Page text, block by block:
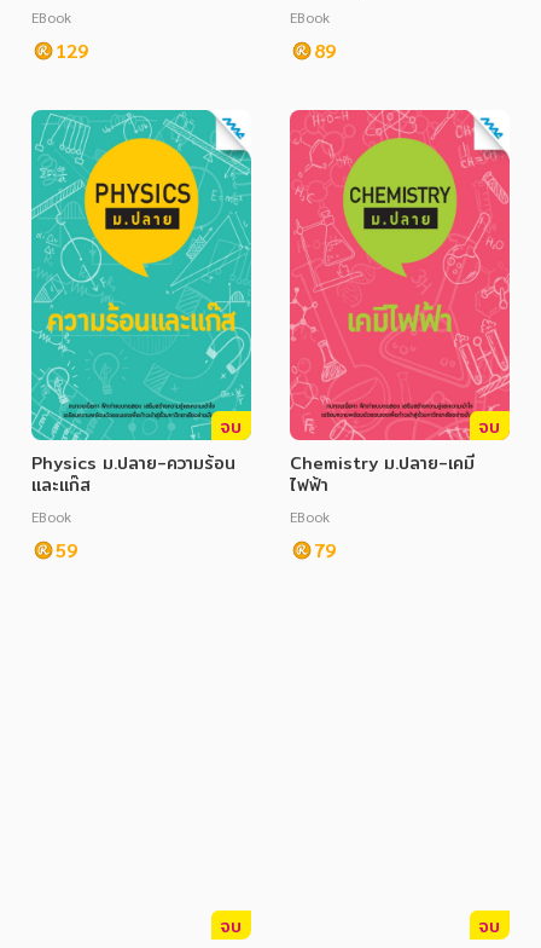
EBook
129
EBook
89
จบ
Physics ม.ปลาย-ความร้อน
และแก๊ส
EBook
59
จบ
Chemistry ม.ปลาย-เคมี
ไฟฟ้า
EBook
79
จบ
จบ